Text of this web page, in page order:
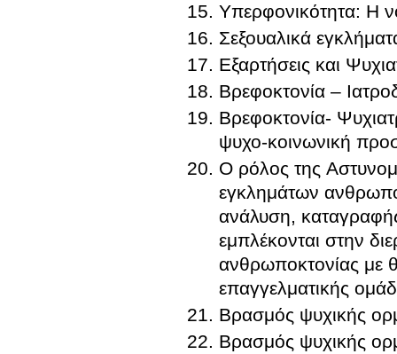
Υπερφονικότητα: Η
Σεξουαλικά
Εξαρτήσεις και
Βρεφοκτονία –
Βρεφοκτονία-
ψυχο-κοινωνική
Ο ρόλος της
εγκλημάτων
ανάλυση,
εμπλέκονται στην
ανθρωποκτονίας με
επαγγελματικής
Βρασμός ψυχικής
Βρασμός ψυχικής